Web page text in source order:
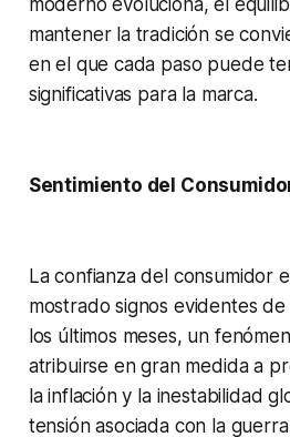
mantener la tradición se
en el que cada paso puede
significativas para la marca.
Sentimiento del
La confianza del consumidor
mostrado signos evidentes
los últimos meses, un
atribuirse en gran medida a
la inflación y la inestabilidad
tensión asociada con la